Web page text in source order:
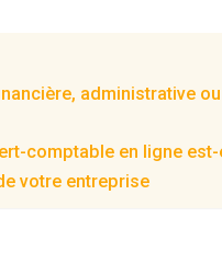
administrative
comptable en ligne
votre entreprise